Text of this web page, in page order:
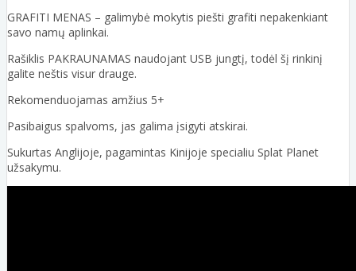
GRAFITI MENAS – galimybė mokytis piešti grafiti nepakenkiant
savo namų aplinkai.
Rašiklis PAKRAUNAMAS naudojant USB jungtį, todėl šį rinkinį
galite neštis visur drauge.
Rekomenduojamas amžius 5+
Pasibaigus spalvoms, jas galima įsigyti atskirai.
Sukurtas Anglijoje, pagamintas Kinijoje specialiu Splat Planet
užsakymu.